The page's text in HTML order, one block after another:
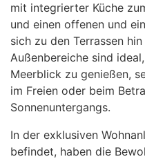
mit integrierter Küche
und einen offenen und
sich zu den Terrassen
Außenbereiche sind
Meerblick zu genießen,
im Freien oder beim
Sonnenuntergangs.
In der exklusiven
befindet, haben die